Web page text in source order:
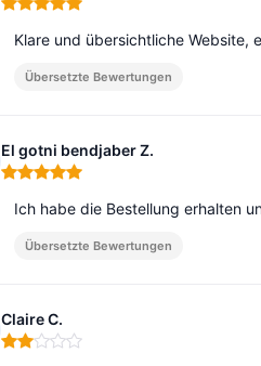
Hinweis: 5 von 5
Klare und übersichtliche Website,
Übersetzte Bewertungen
El gotni bendjaber Z.
Hinweis: 5 von 5
Ich habe die Bestellung erhalten
Übersetzte Bewertungen
Claire C.
Hinweis: 2 von 5